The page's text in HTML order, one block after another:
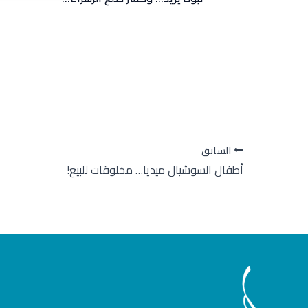
السابق
أطفال السوشيال ميديا… مخلوقات للبيع!